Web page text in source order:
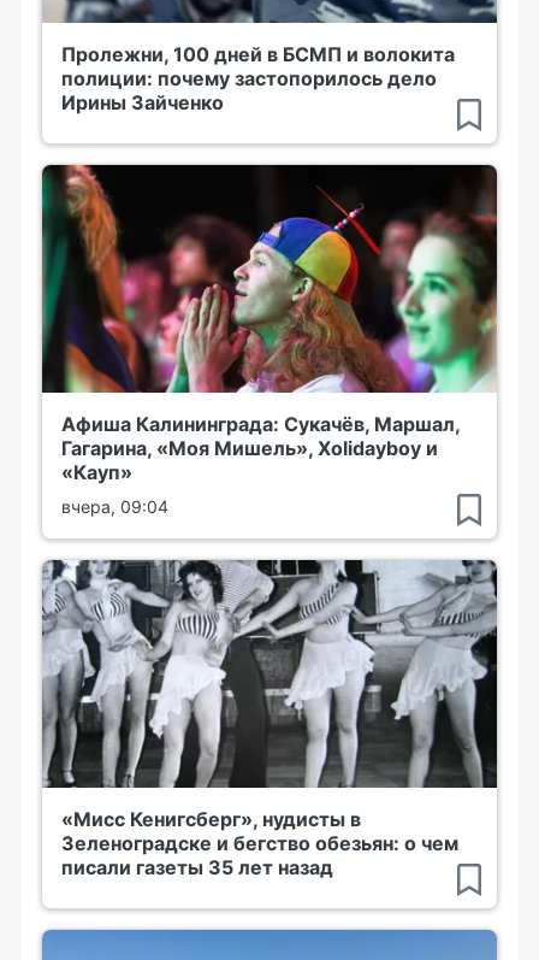
Пролежни, 100 дней в БСМП и волокита
полиции: почему застопорилось дело
Ирины Зайченко
Афиша Калининграда: Сукачёв, Маршал,
Гагарина, «Моя Мишель», Xolidayboy и
«Кауп»
вчера, 09:04
«Мисс Кенигсберг», нудисты в
Зеленоградске и бегство обезьян: о чем
писали газеты 35 лет назад